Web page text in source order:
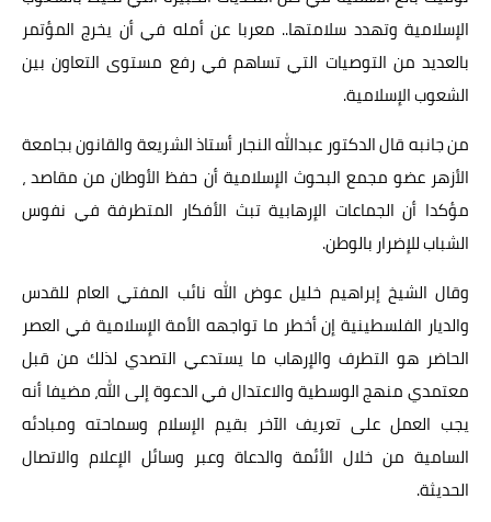
الإسلامية وتهدد سلامتها.. معربا عن أمله في أن يخرج المؤتمر
بالعديد من التوصيات التي تساهم في رفع مستوى التعاون بين
الشعوب الإسلامية.
من جانبه قال الدكتور عبدالله النجار أستاذ الشريعة والقانون بجامعة
الأزهر عضو مجمع البحوث الإسلامية أن حفظ الأوطان من مقاصد ،
مؤكدا أن الجماعات الإرهابية تبث الأفكار المتطرفة في نفوس
الشباب للإضرار بالوطن.
وقال الشيخ إبراهيم خليل عوض الله نائب المفتي العام للقدس
والديار الفلسطينية إن أخطر ما تواجهه الأمة الإسلامية في العصر
الحاضر هو التطرف والإرهاب ما يستدعي التصدي لذلك من قبل
معتمدي منهج الوسطية والاعتدال في الدعوة إلى الله، مضيفا أنه
يجب العمل على تعريف الآخر بقيم الإسلام وسماحته ومبادئه
السامية من خلال الأئمة والدعاة وعبر وسائل الإعلام والاتصال
الحديثة.